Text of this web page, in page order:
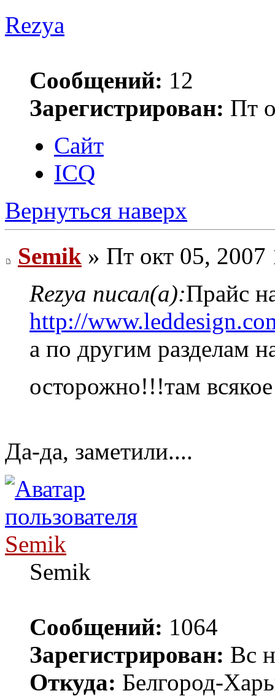
Rezya
Сообщений: 12
Зарегистрирован: Пт
Сайт
ICQ
Вернуться наверх
Semik » Пт окт 05, 2007
Rezya писал(а):Прайс
http://
а по другим разделам
осторожно!!!там
Да-да, заметили....
Semik
Semik
Сообщений: 1064
Зарегистрирован: Вс
Откуда: Белгород-